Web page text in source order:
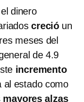
dinero
creció un
meses del
de 4.9
incremento
al estado como
mayores alzas